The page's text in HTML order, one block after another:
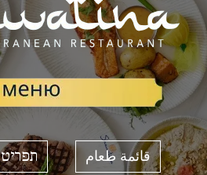
قائمة طعام תפריט